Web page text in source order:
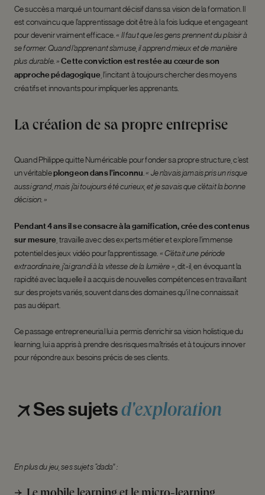
Ce succès a marqué un tournant décisif dans sa vision de la formation. Il
est convaincu que l’apprentissage doit être à la fois ludique et engageant
pour devenir vraiment efficace. « Il faut que les gens prennent du plaisir à
se former. Quand l’apprenant s’amuse, il apprend mieux et de manière
plus durable. » Cette conviction est restée au cœur de son
approche pédagogique, l’incitant à toujours chercher des moyens
créatifs et innovants pour impliquer les apprenants.
La création de sa propre entreprise
Quand Philippe quitte Numéricable pour fonder sa propre structure, c’est
un véritableplongeon dans l’inconnu.« Je n’avais jamais pris un risque
aussi grand, mais j’ai toujours été curieux, et je savais que c’était la bonne
décision. »
Pendant 4 ans il se consacre à la gamification, crée des contenus
sur mesure , travaille avec des experts métier et explore l’immense
potentiel des jeux vidéo pour l’apprentissage. « C’était une période
extraordinaire, j’ai grandi à la vitesse de la lumière » , dit-il, en évoquant la
rapidité avec laquelle il a acquis de nouvelles compétences en travaillant
sur des projets variés, souvent dans des domaines qu’il ne connaissait
pas au départ.
Ce passage entrepreneurial lui a permis d’enrichir sa vision holistique du
learning, lui a appris à prendre des risques maîtrisés et à toujours innover
pour répondre aux besoins précis de ses clients.
Sessujetsd'exploration
En plus du jeu, ses sujets “dada” :